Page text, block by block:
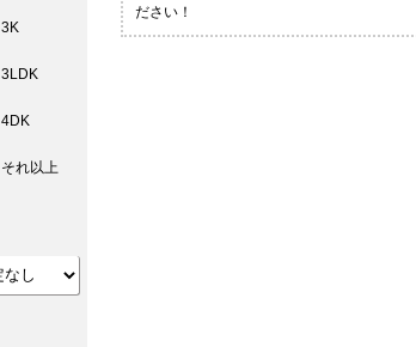
ださい！
3K
3LDK
4DK
それ以上